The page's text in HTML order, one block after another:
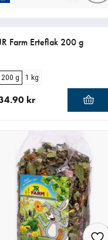
Farm Erteflak 200 g
200 g 1 kg
kr